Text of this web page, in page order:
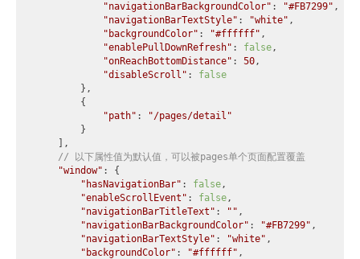
"navigationBarBackgroundColor" : "#FB7299" ,
"navigationBarTextStyle" : "white" ,
"backgroundColor" : "#ffffff" ,
"enablePullDownRefresh" : false,
"onReachBottomDistance" : 50,
"disableScroll" : false
        },
        {
"path" :
"/pages/detail"
        }
    ],
// 以下属性值为默认值，可以被pages单个页面配置覆盖
"window" : {
"hasNavigationBar" : false,
"enableScrollEvent" : false,
"navigationBarTitleText" : "" ,
"navigationBarBackgroundColor" : "#FB7299" ,
"navigationBarTextStyle" : "white" ,
"backgroundColor" : "#ffffff" ,